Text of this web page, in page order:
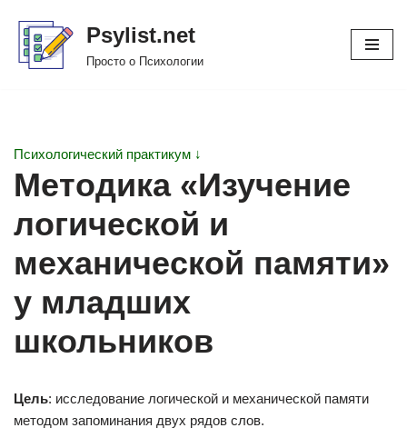
Перейти
Psylist.net
Просто о Психологии
Психологический практикум ↓
Методика «Изучение
логической и
механической памяти»
у младших
школьников
Цель: исследование логической и механической памяти
методом запоминания двух рядов слов.